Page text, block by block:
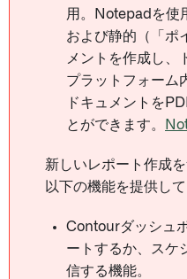
用。Notepadを使
および静的（「ポ
メントを作成し、
プラットフォーム
ドキュメントを
とができます。
新しいレポート作成
以下の機能を提供して
Contourダッシュ
ートするか、スケ
信する機能。